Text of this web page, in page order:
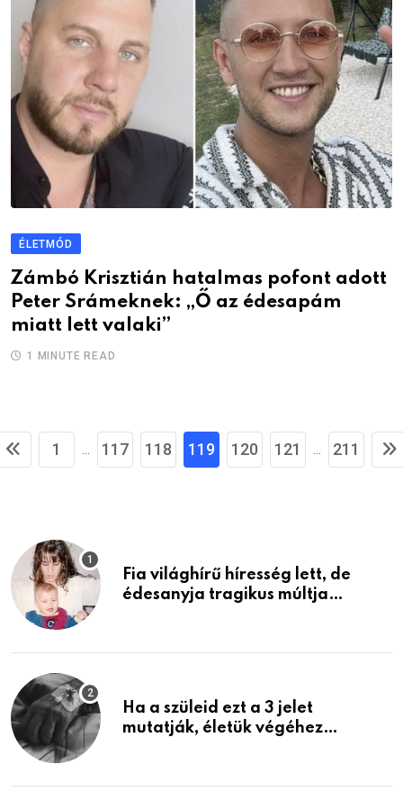
ÉLETMÓD
Zámbó Krisztián hatalmas pofont adott
Peter Srámeknek: „Ő az édesapám
miatt lett valaki”
1 MINUTE READ
1 ... 117 118 119 120 121 ... 211
Fia világhírű híresség lett, de
édesanyja tragikus múltja
Ha a szüleid ezt a 3 jelet
mutatják, életük végéhez